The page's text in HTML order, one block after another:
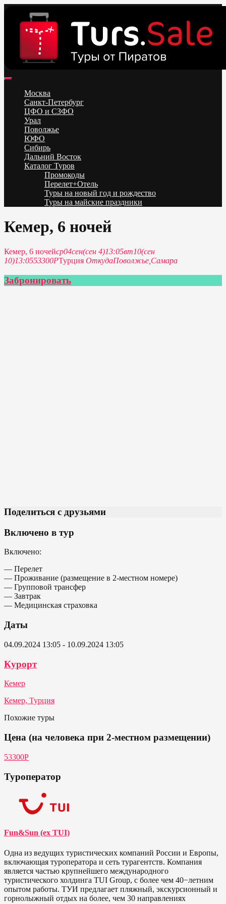
content
Низкие цены на путевки 3-7-10 ночей все включено, отдых на
море. Распродажа экскурсионных и горнолыжных туров.
Обновление каждый день. Официальный сайт Тур Сейл
Москва
Санкт-Петербург
ЦФО и СЗФО
Урал
Поволжье
ЮФО
Сибирь
Дальний Восток
Каталог Туров
Промокоды
Перелет+Отель
Туры на новый год и рождество
Туры на майские праздники
Кемер, 6 ночей
Кемер, 6 ночейср04сен(сен 4)13:05вт10(сен
10)13:0553300РТурция ОткудаПоволжье, Самара
Забронировать
Поделиться с друзьями
Включено в тур
Включено:
— Перелет
— Проживание (размещение в 2-местном номере)
— Групповой трансфер
— Завтрак
— Медицинская страховка
Даты
04.09.2024 13:05 - 10.09.2024 13:05
Курорт
Кемер
Кемер, Турция
Похожие туры
Цена (на человека при 2-местном размещении)
53300Р
Туроператор
Fun&Sun (ex TUI)
Одна из ведущих туристических компаний России и Европы,
включающая туроператора и сеть турагентств. Компания
является частью крупнейшего международного
туристического холдинга TUI Group, с более чем 40−летним
опытом работы. ТУИ предлагает пляжный, экскурсионный и
горнолыжный отдых на более, чем 30 направлениях